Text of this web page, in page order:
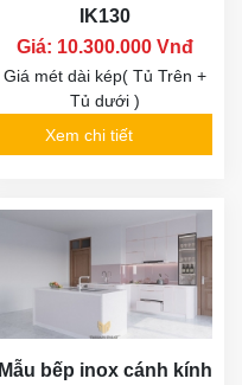
IK130
Giá: 10.300.000 Vnđ
Giá mét dài kép( Tủ Trên +
Tủ dưới )
Xem chi tiết
Mẫu bếp inox cánh kính